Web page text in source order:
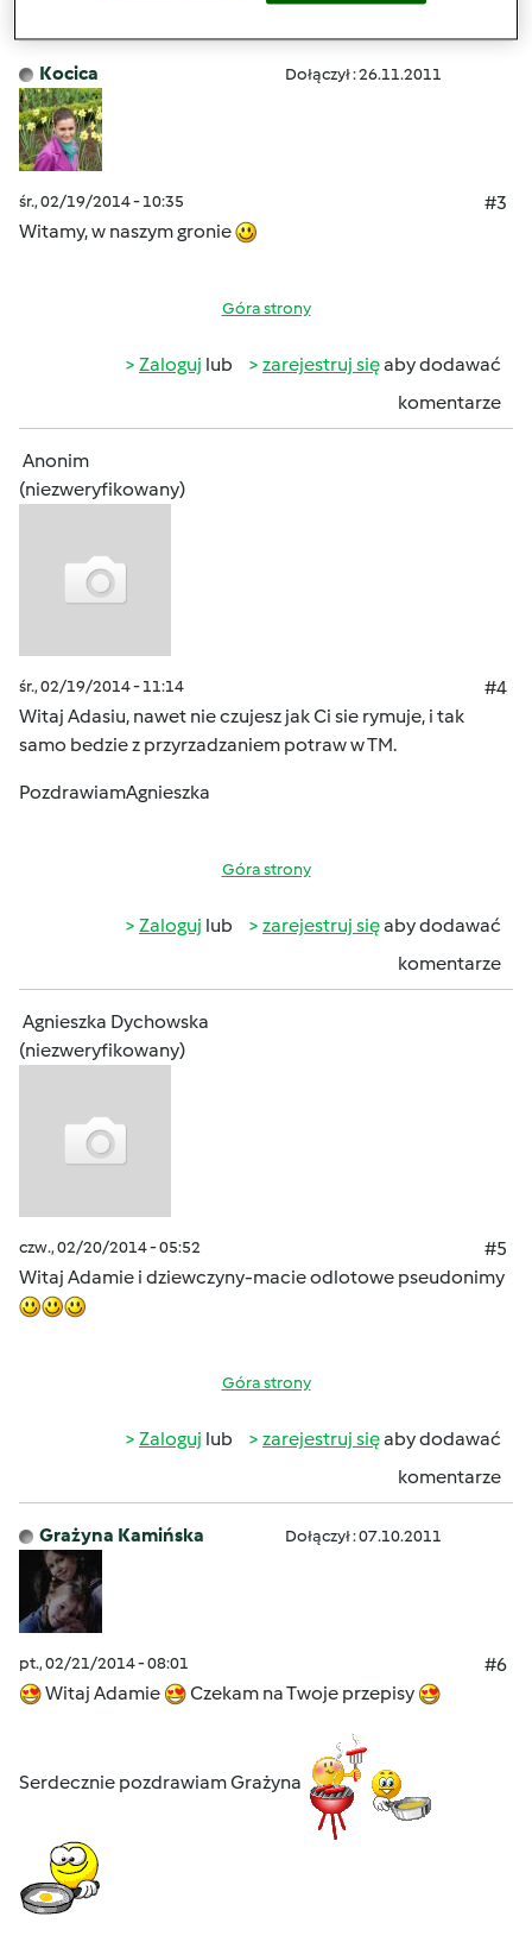
Kocica Dołączył : 26.11.2011
śr., 02/19/2014 - 10:35
#3
Witamy, w naszym gronie
Góra strony
Zaloguj lub zarejestruj sięaby dodawać
komentarze
Anonim
(niezweryfikowany)
śr., 02/19/2014 - 11:14
#4
Witaj Adasiu, nawet nie czujesz jak Ci sie rymuje, i tak
samo bedzie z przyrzadzaniem potraw w TM.
PozdrawiamAgnieszka
Góra strony
Zaloguj lub zarejestruj sięaby dodawać
komentarze
Agnieszka Dychowska
(niezweryfikowany)
czw., 02/20/2014 - 05:52
#5
Witaj Adamie i dziewczyny-macie odlotowe pseudonimy
Góra strony
Zaloguj lub zarejestruj sięaby dodawać
komentarze
Grażyna Kamińska Dołączył : 07.10.2011
pt., 02/21/2014 - 08:01
#6
Witaj Adamie
Czekam na Twoje przepisy
Serdecznie pozdrawiam Grażyna